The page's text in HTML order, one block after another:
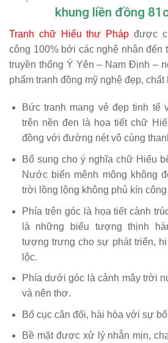
khung liền đồng
Tranh chữ Hiếu thư Pháp được
công 100% bởi các nghệ nhân đến
truyền thống Ý Yên – Nam Định –
phẩm tranh đồng mỹ nghệ đẹp,
Bức tranh mang vẻ đẹp tinh tế
trên nền đen là họa tiết chữ
đồng với đường nét vô cùng
Bổ sung cho ý nghĩa chữ Hiếu
Nước biển mênh mông không
trời lồng lộng không phủ kín công
Phía trên góc là họa tiết cành
là những biểu tượng thịnh
tượng trưng cho sự phát triển,
lộc.
Phía dưới góc là cảnh mây trời
và nên thơ.
Bố cục cân đối, hài hòa với sự
Bề mặt được xử lý nhẵn mịn,